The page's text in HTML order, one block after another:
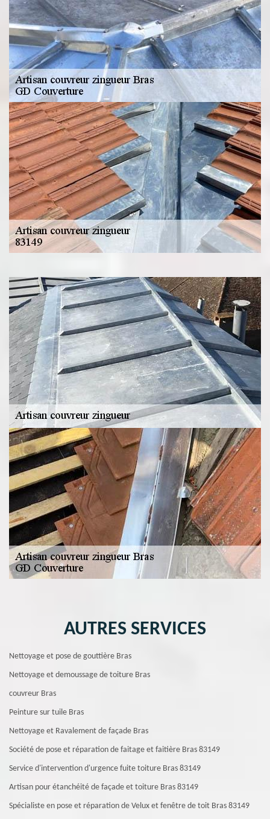
AUTRES SERVICES
Nettoyage et pose de gouttière Bras
Nettoyage et demoussage de toiture Bras
couvreur Bras
Peinture sur tuile Bras
Nettoyage et Ravalement de façade Bras
Société de pose et réparation de faitage et faitière Bras 83149
Service d'intervention d'urgence fuite toiture Bras 83149
Artisan pour étanchéité de façade et toiture Bras 83149
Spécialiste en pose et réparation de Velux et fenêtre de toit Bras 83149